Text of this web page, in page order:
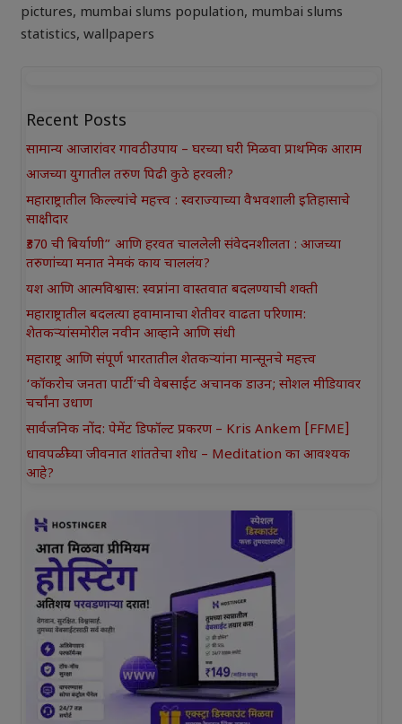
pictures, mumbai slums population, mumbai slums
statistics, wallpapers
Recent Posts
सामान्य आजारांवर गावठी उपाय – घरच्या घरी मिळवा प्राथमिक आराम
आजच्या युगातील तरुण पिढी कुठे हरवली?
महाराष्ट्रातील किल्ल्यांचे महत्त्व : स्वराज्याच्या वैभवशाली इतिहासाचे
साक्षीदार
₹370 ची बिर्याणी” आणि हरवत चाललेली संवेदनशीलता : आजच्या
तरुणांच्या मनात नेमकं काय चाललंय?
यश आणि आत्मविश्वास: स्वप्नांना वास्तवात बदलण्याची शक्ती
महाराष्ट्रातील बदलत्या हवामानाचा शेतीवर वाढता परिणाम:
शेतकऱ्यांसमोरील नवीन आव्हाने आणि संधी
महाराष्ट्र आणि संपूर्ण भारतातील शेतकऱ्यांना मान्सूनचे महत्त्व
‘कॉकरोच जनता पार्टी’ची वेबसाईट अचानक डाउन; सोशल मीडियावर
चर्चांना उधाण
सार्वजनिक नोंद: पेमेंट डिफॉल्ट प्रकरण – Kris Ankem [FFME]
धावपळीच्या जीवनात शांततेचा शोध – Meditation का आवश्यक
आहे?